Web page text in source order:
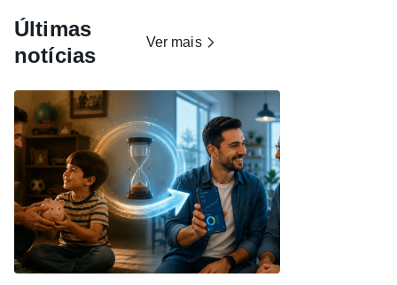
Últimas
notícias
Ver mais